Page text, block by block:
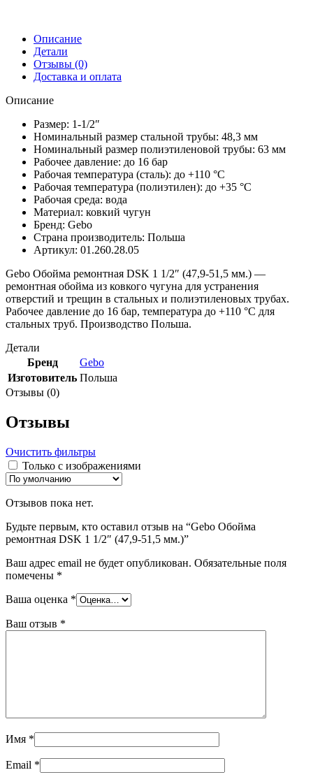
Описание
Детали
Отзывы (0)
Доставка и оплата
Описание
Размер: 1-1/2″
Номинальный размер стальной трубы: 48,3 мм
Номинальный размер полиэтиленовой трубы: 63 мм
Рабочее давление: до 16 бар
Рабочая температура (сталь): до +110 °C
Рабочая температура (полиэтилен): до +35 °C
Рабочая среда: вода
Материал: ковкий чугун
Бренд: Gebo
Страна производитель: Польша
Артикул: 01.260.28.05
Gebo Обойма ремонтная DSK 1 1/2″ (47,9-51,5 мм.) —
ремонтная обойма из ковкого чугуна для устранения
отверстий и трещин в стальных и полиэтиленовых трубах.
Рабочее давление до 16 бар, температура до +110 °C для
стальных труб. Производство Польша.
Детали
Бренд
Gebo
Изготовитель Польша
Отзывы (0)
Отзывы
Очистить фильтры
Только с изображениями
Отзывов пока нет.
Будьте первым, кто оставил отзыв на “Gebo Обойма
ремонтная DSK 1 1/2″ (47,9-51,5 мм.)”
Ваш адрес email не будет опубликован. Обязательные поля
помечены *
Ваша оценка *
Ваш отзыв *
Имя *
Email *